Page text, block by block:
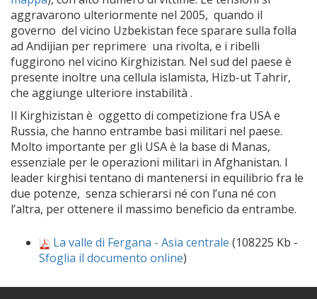
aggravarono ulteriormente nel 2005, quando il
governo del vicino Uzbekistan fece sparare sulla folla
ad Andijian per reprimere una rivolta, e i ribelli
fuggirono nel vicino Kirghizistan. Nel sud del paese è
presente inoltre una cellula islamista, Hizb-ut Tahrir,
che aggiunge ulteriore instabilità .
Il Kirghizistan è oggetto di competizione fra USA e
Russia, che hanno entrambe basi militari nel paese.
Molto importante per gli USA è la base di Manas,
essenziale per le operazioni militari in Afghanistan. I
leader kirghisi tentano di mantenersi in equilibrio fra le
due potenze, senza schierarsi né con l’una né con
l’altra, per ottenere il massimo beneficio da entrambe.
La valle di Fergana - Asia centrale (108225 Kb -
Sfoglia il documento online)